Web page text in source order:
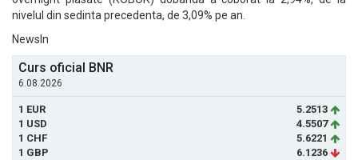
nivelul din sedinta precedenta, de 3,09% pe an.
NewsIn
Curs oficial BNR
6.08.2026
1 EUR
5.2513
1 USD
4.5507
1 CHF
5.6221
1 GBP
6.1236